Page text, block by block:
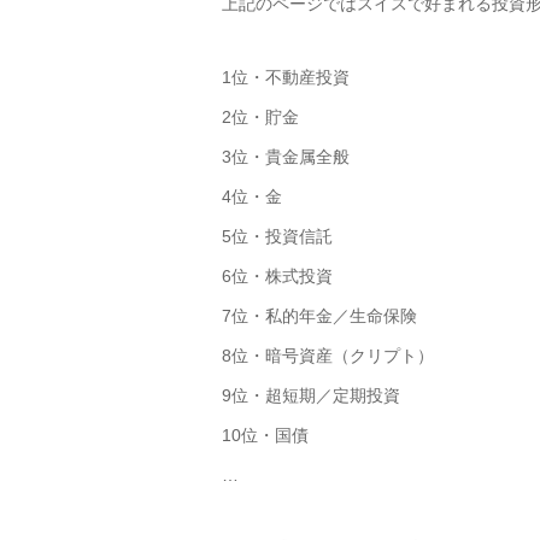
1位・不動産投資
2位・貯金
3位・貴金属全般
4位・金
5位・投資信託
6位・株式投資
7位・私的年金／生命保険
8位・暗号資産（クリプト）
9位・超短期／定期投資
10位・国債